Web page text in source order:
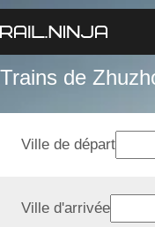
Trains de
Ville de départ
Ville d'arrivée